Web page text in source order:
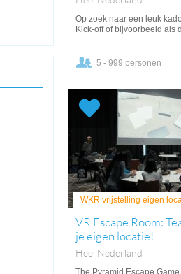
Op zoek naar een leuk
Kick-off of bijvoorbeeld als
5 - 999 personen
WKR vrijstelling eigen
VR Escape Room:
je eigen locatie!
Heel Nederland
The Pyramid Escape